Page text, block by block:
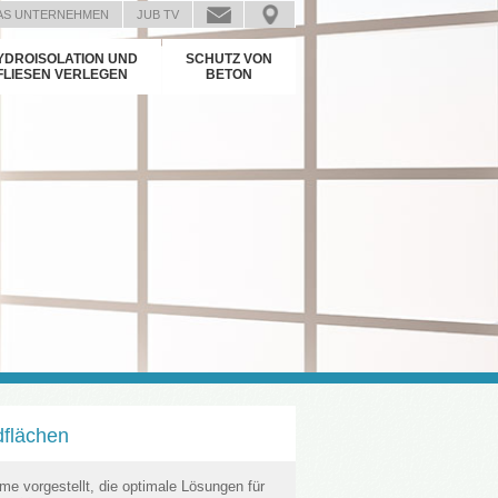
UNTERNEHMEN
JUB TV
UND
VERLEGEN
SCHUTZ VON
BETON
vorgestellt, die optimale Lösungen für